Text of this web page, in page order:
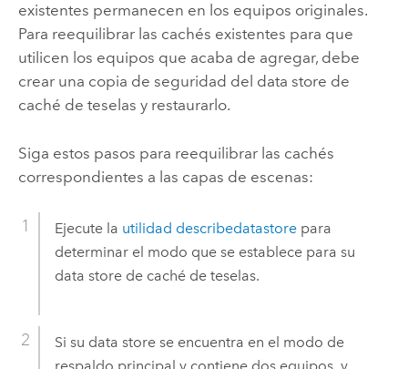
existentes permanecen en los equipos originales.
Para reequilibrar las cachés existentes para que
utilicen los equipos que acaba de agregar, debe
crear una copia de seguridad del data store de
caché de teselas y restaurarlo.
Siga estos pasos para reequilibrar las cachés
correspondientes a las capas de escenas:
Ejecute la utilidad describedatastorepara
determinar el modo que se establece para su
data store de caché de teselas.
Si su data store se encuentra en el modo de